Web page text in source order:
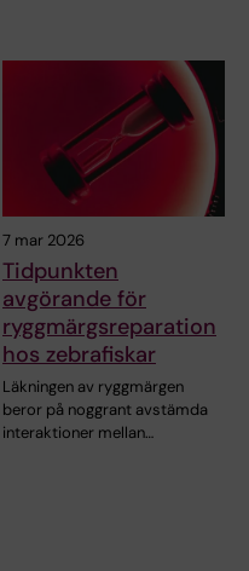
7 mar 2026
Tidpunkten
avgörande för
ryggmärgsreparation
hos zebrafiskar
Läkningen av ryggmärgen
beror på noggrant avstämda
interaktioner mellan…